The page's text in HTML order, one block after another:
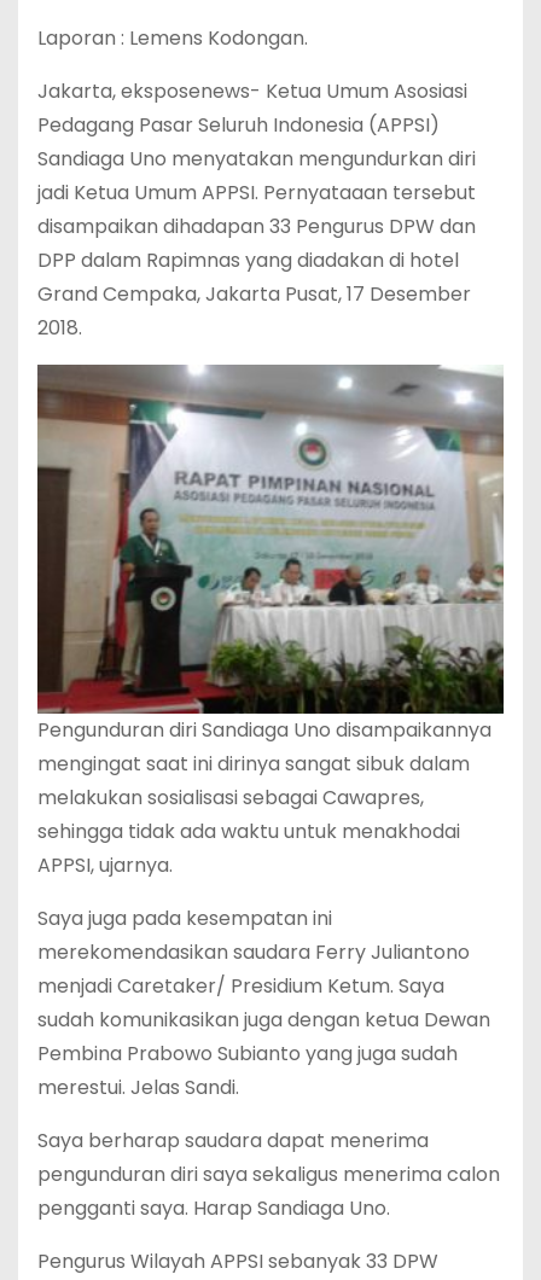
Laporan : Lemens Kodongan.
Jakarta, eksposenews- Ketua Umum Asosiasi
Pedagang Pasar Seluruh Indonesia (APPSI)
Sandiaga Uno menyatakan mengundurkan diri
jadi Ketua Umum APPSI. Pernyataaan tersebut
disampaikan dihadapan 33 Pengurus DPW dan
DPP dalam Rapimnas yang diadakan di hotel
Grand Cempaka, Jakarta Pusat, 17 Desember
2018.
Pengunduran diri Sandiaga Uno disampaikannya
mengingat saat ini dirinya sangat sibuk dalam
melakukan sosialisasi sebagai Cawapres,
sehingga tidak ada waktu untuk menakhodai
APPSI, ujarnya.
Saya juga pada kesempatan ini
merekomendasikan saudara Ferry Juliantono
menjadi Caretaker/ Presidium Ketum. Saya
sudah komunikasikan juga dengan ketua Dewan
Pembina Prabowo Subianto yang juga sudah
merestui. Jelas Sandi.
Saya berharap saudara dapat menerima
pengunduran diri saya sekaligus menerima calon
pengganti saya. Harap Sandiaga Uno.
Pengurus Wilayah APPSI sebanyak 33 DPW